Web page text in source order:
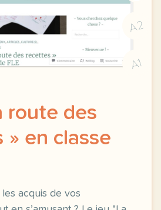
A2
A1
route des
» en classe
acquis de vos